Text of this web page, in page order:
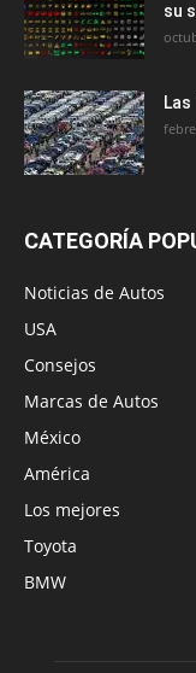
su
CATEGORÍA
Noticias de Autos
USA
Consejos
Marcas de Autos
México
América
Los mejores
Toyota
BMW